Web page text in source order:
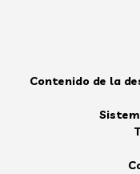
Contenido de la